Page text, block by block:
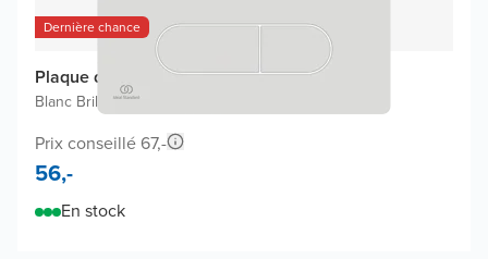
Dernière chance
Plaque de commande Oleas M1
Blanc Brillant|Pour Ideal Standard ProSys
Prix conseillé 67,-
56,-
En stock